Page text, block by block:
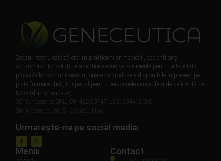
Scopul nostru este să oferim practicienilor medicali, pacienților și
consumatorilor soluții terapeutice exclusive și eficiente pentru a face față
provocărilor comune nesoluționate de produsele disponibile în prezent pe
piața farmaceutică, în special pentru persoanele care suferă de deficiență de
DAO (diaminoxidaza).
SC Geneceutica SRL, CUI 42280747, J23/5944/2020
Str. Anemonei, Nr. 5, Ostratu, Ilfov
Urmarește-ne pe social media:
Meniu Contact